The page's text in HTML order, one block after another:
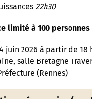
22h30
limité à 100 personnes
juin 2026 à partir de 18
salle Bretagne
(Rennes)